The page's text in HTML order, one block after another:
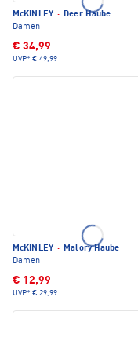
McKINLEY · Deer Haube
Damen
€ 34,99
UVP* € 49,99
McKINLEY · Malory Haube
Damen
€ 12,99
UVP* € 29,99